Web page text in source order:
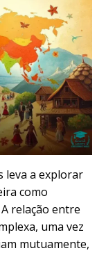
leva a explorar
como
relação entre
uma vez
mutuamente,